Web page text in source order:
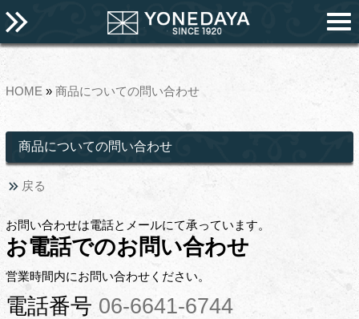
HOME » 商品についての問い合わせ
商品についての問い合わせ
戻る
お問い合わせは電話とメールにて承っています。
お電話でのお問い合わせ
営業時間内にお問い合わせください。
電話番号 06-6641-6744